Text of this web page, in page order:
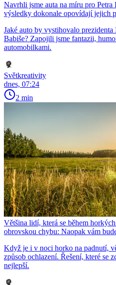
Navrhli jsme auta na míru pro Petra
výsledky dokonale opovídají jejich
Jaké auto by vystihovalo prezidenta
Babiše? Zapojili jsme fantazii,
automobilkami.
Světkreativity
dnes, 07:24
2 min
Většina lidí, která se během
obrovskou chybu: Naopak vám
Když je i v noci horko na padnutí,
způsob ochlazení. Řešení, které se
nejlepší.